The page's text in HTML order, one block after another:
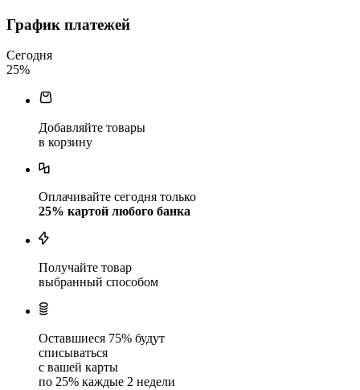
График платежей
Сегодня
25%
Добавляйте товары
в корзину
Оплачивайте сегодня только
25% картой любого банка
Получайте товар
выбранный способом
Оставшиеся 75% будут
списываться
с вашей карты
по 25% каждые 2 недели